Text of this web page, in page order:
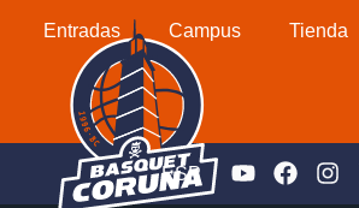
Entradas Campus Tienda
ESP